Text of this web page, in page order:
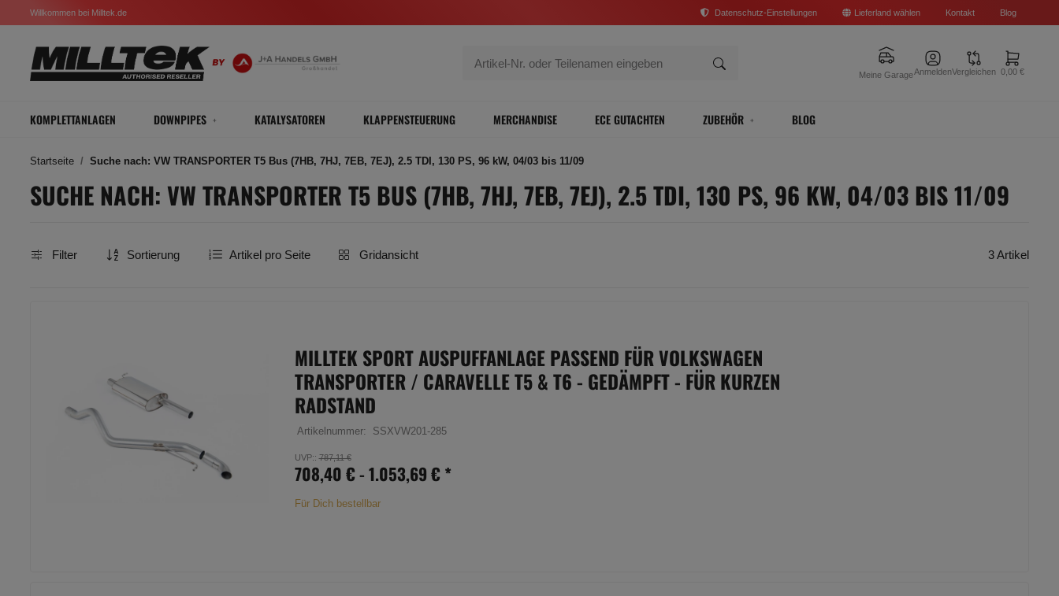
Willkommen bei Milltek.de Datenschutz-Einstellungen Lieferland wählen Kontakt Blog
Meine GarageAnmeldenVergleichen 0,00 €
KOMPLETTANLAGEN DOWNPIPES KATALYSATOREN KLAPPENSTEUERUNG MERCHANDISE ECE GUTACHTEN ZUBEHÖR BLOG
Startseite Suche nach: VW TRANSPORTER T5 Bus (7HB, 7HJ, 7EB, 7EJ), 2.5 TDI, 130 PS, 96 kW, 04/03 bis 11/09
SUCHE NACH: VW TRANSPORTER T5 BUS (7HB, 7HJ, 7EB, 7EJ), 2.5 TDI, 130 PS, 96 KW, 04/03 BIS 11/09
Filter Sortierung Artikel pro Seite Gridansicht 3 Artikel
MILLTEK SPORT AUSPUFFANLAGE PASSEND FÜR VOLKSWAGEN
TRANSPORTER / CARAVELLE T5 & T6 - GEDÄMPFT - FÜR KURZEN
RADSTAND
Artikelnummer: SSXVW201-285
UVP::787,11 €
708,40 € -1.053,69 € *
Für Dich bestellbar